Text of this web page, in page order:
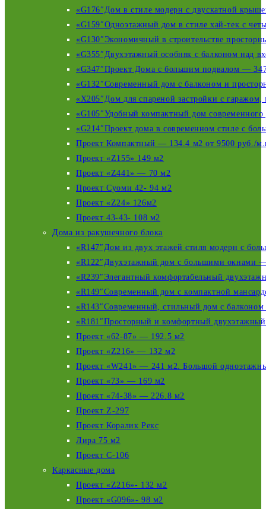
«G176″Дом в стиле модерн с двускатной
«G159″Одноэтажный дом в стиле хай-тек с
«G130″Экономичный в строительстве
«G355″Двухэтажный особняк c балконом над
«G347″Проект Дома с большим подвалом —
«G132″Современный дом с балконом и
«X205″Дом для спареной застройки с
«G105″Удобный компактный дом
«G214″Проект дома в современном стиле с
Проект Компактный — 134.4 м2 от 9500 руб./
Проект «Z155» 149 м2
Проект «Z441» — 70 м2
Проект Суоми 42- 94 м2
Проект «Z24» 126м2
Проект 43-43- 108 м2
Дома из ракушечного блока
«R147″Дом из двух этажей стиля модерн с
«R122″Двухэтажный дом с большими окнами
«R239″Элегантный комфортабельный
«R149″Современный дом с компактной
«R143″Современный, стильный дом с
«R181″Просторный и комфортный
Проект «62-87» — 192.5 м2
Проект «Z216» — 132 м2
Проект «W241» — 241 м2. Большой
Проект «73» — 169 м2
Проект «74-38» — 226.8 м2
Проект Z-297
Проект Коралик Рекс
Лира 75 м2
Проект С-106
Каркасные дома
Проект «Z216»- 132 м2
Проект «G096»- 98 м2